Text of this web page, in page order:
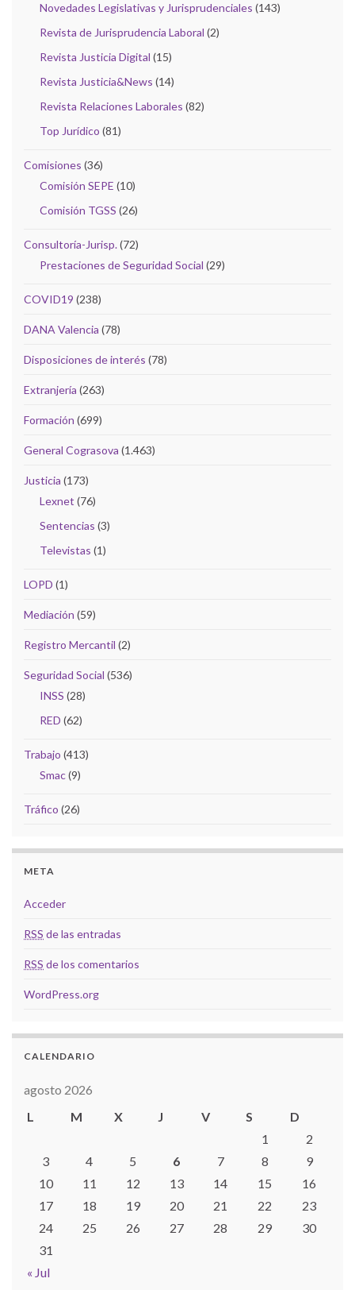
Novedades Legislativas y Jurisprudenciales (143)
Revista de Jurisprudencia Laboral (2)
Revista Justicia Digital (15)
Revista Justicia&News (14)
Revista Relaciones Laborales (82)
Top Jurídico (81)
Comisiones (36)
Comisión SEPE (10)
Comisión TGSS (26)
Consultoría-Jurisp.(72)
Prestaciones de Seguridad Social (29)
COVID19 (238)
DANA Valencia (78)
Disposiciones de interés (78)
Extranjería (263)
Formación (699)
General Cograsova (1.463)
Justicia (173)
Lexnet (76)
Sentencias (3)
Televistas (1)
LOPD (1)
Mediación (59)
Registro Mercantil (2)
Seguridad Social (536)
INSS (28)
RED (62)
Trabajo (413)
Smac(9)
Tráfico (26)
META
Acceder
RSS de las entradas
RSS de los comentarios
WordPress.org
CALENDARIO
agosto 2026
L
M X J V S D
« Jul
1
2
3
4 5 6 7 8
9
10
11 12 13 14 15
16
17
18 19 20 21 22
23
24
25 26 27 28 29
30
31